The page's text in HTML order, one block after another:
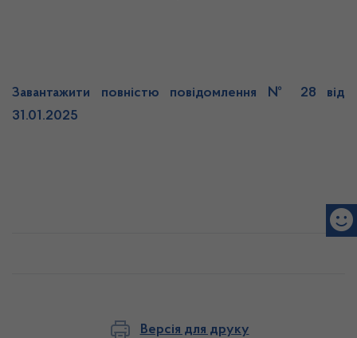
Завантажити повністю повідомлення № 28 від
31.01.2025
Версія для друку